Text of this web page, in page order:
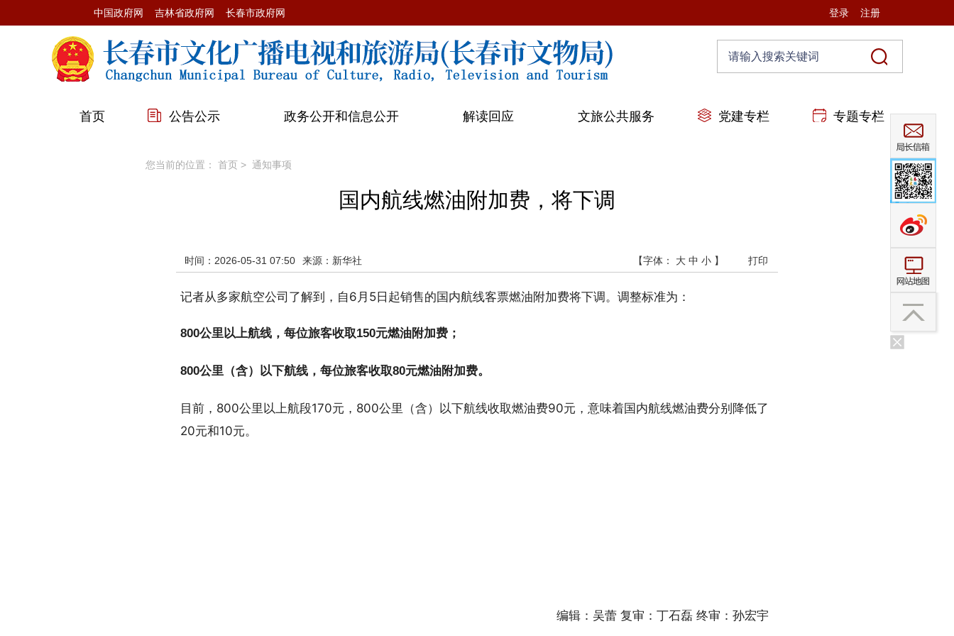
中国政府网 吉林省政府网 长春市政府网 登录 注册
首页 公告公示 政务公开和信息公开 解读回应 文旅公共服务 党建专栏 专题专栏
您当前的位置： 首页 > 通知事项
国内航线燃油附加费，将下调
时间：2026-05-31 07:50 来源：新华社 【字体： 大 中 小 】 打印
记者从多家航空公司了解到，自6月5日起销售的国内航线客票燃油附加费将下调。调整标准为：
800公里以上航线，每位旅客收取150元燃油附加费；
800公里（含）以下航线，每位旅客收取80元燃油附加费。
目前，800公里以上航段170元，800公里（含）以下航线收取燃油费90元，意味着国内航线燃油费分别降低了
20元和10元。
编辑：吴蕾 复审：丁石磊 终审：孙宏宇